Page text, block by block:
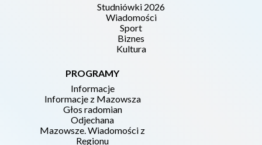
Studniówki 2026
Wiadomości
Sport
Biznes
Kultura
PROGRAMY
Informacje
Informacje z Mazowsza
Głos radomian
Odjechana
Mazowsze. Wiadomości z
Regionu